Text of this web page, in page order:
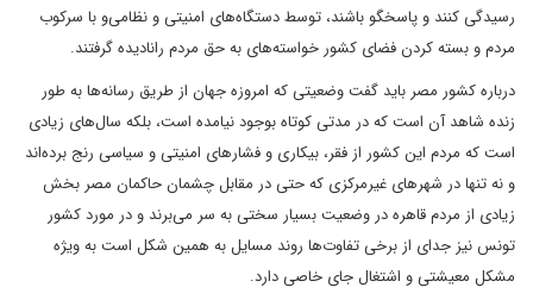
رسیدگی کنند و پاسخگو باشند، توسط دستگاه‌‌های امنیتی و نظامی‌و با سرکوب
مردم و بسته کردن فضای کشور خواسته‌های به حق مردم رانادیده گرفتند.
درباره کشور مصر باید گفت وضعیتی که امروزه جهان از طریق رسانه‌ها به طور
زنده شاهد آن است که در مدتی کوتاه بوجود نیامده است، بلکه سال‌های زیادی
است که مردم این کشور از فقر، بیکاری و فشارهای امنیتی و سیاسی رنج برده‌اند
و نه تنها در شهرهای غیرمرکزی که حتی در مقابل چشمان حاکمان مصر بخش
زیادی از مردم قاهره در وضعیت بسیار سختی به سر می‌برند و در مورد کشور
تونس نیز جدای از برخی تفاوت‌ها روند مسایل به همین شکل است به ویژه
مشکل معیشتی و اشتغال جای خاصی دارد.